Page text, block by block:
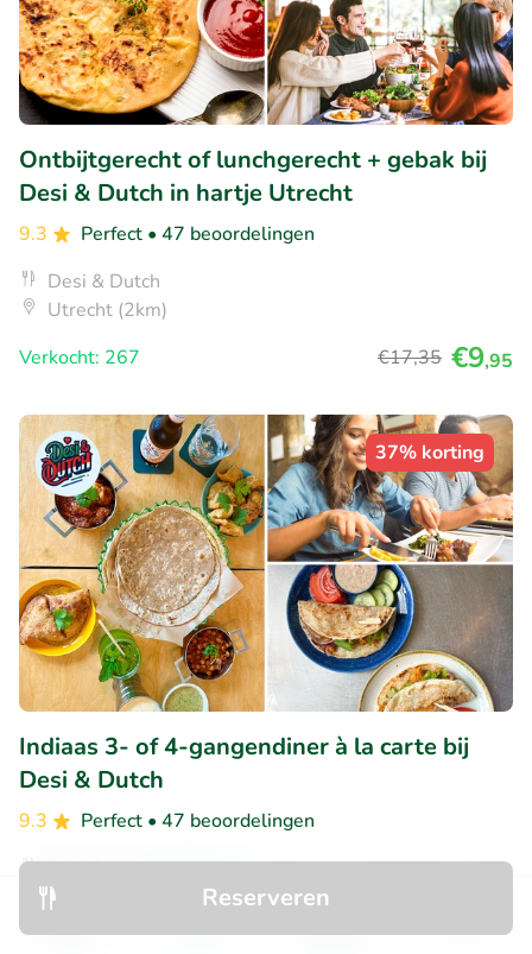
Reserveren
Ontbijtgerecht of lunchgerecht + gebak bij
Desi & Dutch in hartje Utrecht
9.3 Perfect • 47 beoordelingen
Desi & Dutch
Utrecht (2km)
Verkocht: 267
€17,35 €9,95
37% korting
Indiaas 3- of 4-gangendiner à la carte bij
Desi & Dutch
9.3 Perfect • 47 beoordelingen
Desi & Dutch
Utrecht (2km)
€18